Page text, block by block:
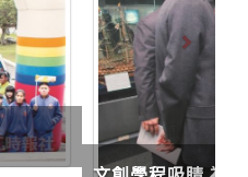
來臺3+1